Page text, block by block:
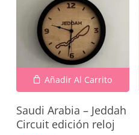
Añadir Al Carrito
Saudi Arabia – Jeddah
Circuit edición reloj